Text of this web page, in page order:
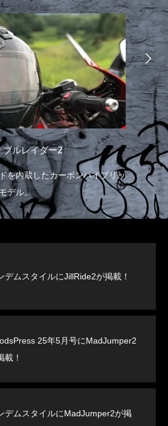
ブルレイダー2
を内蔵したカーボンハイブリッ
デル。
帽
イ
デムスタイルにJillRide2が掲載！
25年5月号にMadJumper2
載！
デムスタイルにMadJumper2が掲